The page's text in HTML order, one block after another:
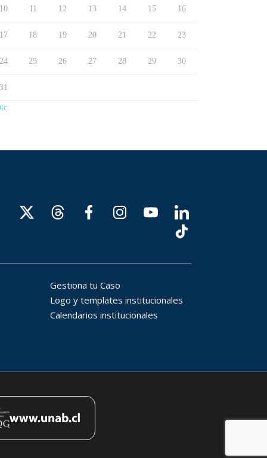
11 12 13 14 15 16
18 19 20 21 22 23
25 26 27 28 29 30